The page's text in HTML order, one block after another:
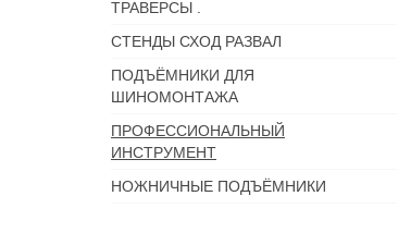
ТРАВЕРСЫ .
СТЕНДЫ СХОД РАЗВАЛ
ПОДЪЁМНИКИ ДЛЯ
ШИНОМОНТАЖА
ПРОФЕССИОНАЛЬНЫЙ
ИНСТРУМЕНТ
НОЖНИЧНЫЕ ПОДЪЁМНИКИ